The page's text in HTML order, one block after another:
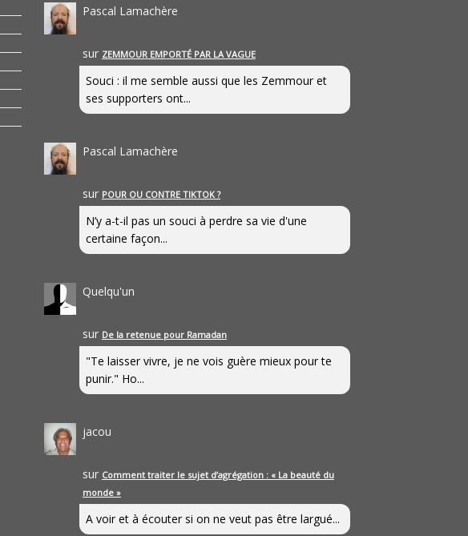
Pascal Lamachère
sur ZEMMOUR EMPORTÉ PAR LA VAGUE
Souci : il me semble aussi que les Zemmour et
ses supporters ont...
Pascal Lamachère
sur POUR OU CONTRE TIKTOK ?
N’y a-t-il pas un souci à perdre sa vie d'une
certaine façon...
Quelqu'un
sur De la retenue pour Ramadan
"Te laisser vivre, je ne vois guère mieux pour te
punir." Ho...
jacou
sur Comment traiter le sujet d’agrégation : « La beauté du
monde »
A voir et à écouter si on ne veut pas être largué...